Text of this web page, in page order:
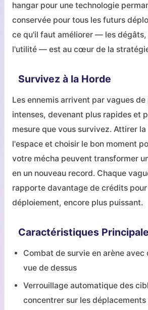
hangar pour une technologie
conservée pour tous les futurs
ce qu'il faut améliorer — les dégâts,
l'utilité — est au cœur de la
Survivez à la Horde
Les ennemis arrivent par vagues de
intenses, devenant plus rapides et
mesure que vous survivez. Attirer
l'espace et choisir le bon moment
votre mécha peuvent transformer
en un nouveau record. Chaque
rapporte davantage de crédits
déploiement, encore plus puissant.
Caractéristiques
Combat de survie en arène avec
vue de dessus
Verrouillage automatique des
concentrer sur les